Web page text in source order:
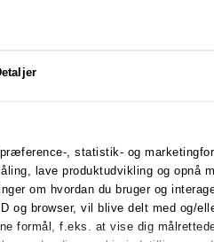
, statistik- og
lave produktudvikling og opnå
om hvordan du bruger og
og browser, vil blive delt med og/
formål, f.eks. at vise dig
ind